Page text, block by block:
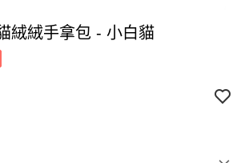
絨絨手拿包 - 小白貓